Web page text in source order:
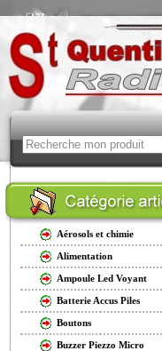
Aérosols et chimie
Alimentation
Ampoule Led Voyant
Batterie Accus Piles
Boutons
Buzzer Piezzo Micro